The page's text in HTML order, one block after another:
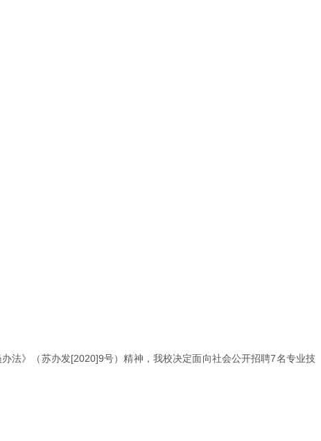
法》（苏办发[2020]9号）精神，我校决定面向社会公开招聘7名专业技